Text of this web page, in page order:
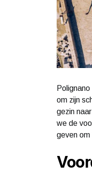
om zijn
gezin
we de
geven om